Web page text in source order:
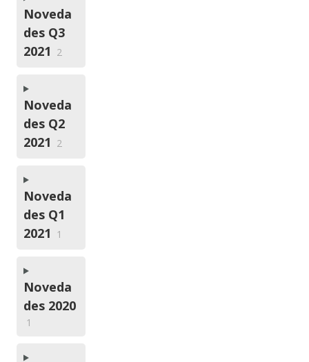
Noveda
des Q3
2021 2
Noveda
des Q2
2021 2
Noveda
des Q1
2021 1
Noveda
des 2020
1